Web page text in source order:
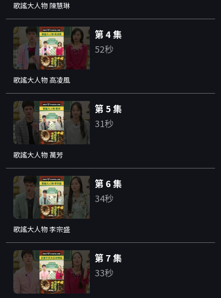
歌謠大人物 陳慧琳
第 4 集
52秒
歌謠大人物 高凌風
第 5 集
31秒
歌謠大人物 萬芳
第 6 集
34秒
歌謠大人物 李宗盛
第 7 集
33秒